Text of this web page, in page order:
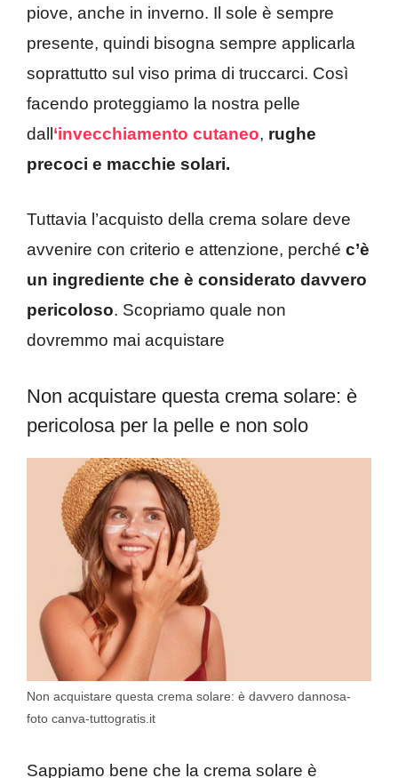
piove, anche in inverno. Il sole è sempre
presente, quindi bisogna sempre applicarla
soprattutto sul viso prima di truccarci. Così
facendo proteggiamo la nostra pelle
dall ‘invecchiamento cutaneo, rughe
precoci e macchie solari.
Tuttavia l’acquisto della crema solare deve
avvenire con criterio e attenzione, perché c’è
un ingrediente che è considerato davvero
pericoloso. Scopriamo quale non
dovremmo mai acquistare
Non acquistare questa crema solare: è
pericolosa per la pelle e non solo
Non acquistare questa crema solare: è davvero dannosa-
foto canva-tuttogratis.it
Sappiamo bene che la crema solare è